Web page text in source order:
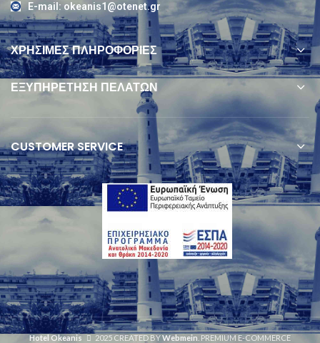
E-mail: okeanis1@otenet.gr
ΧΡΗΣΙΜΕΣ ΠΛΗΡΟΦΟΡΙΕΣ
ΕΞΥΠΗΡΕΤΗΣΗ ΠΕΛΑΤΩΝ
CUSTOMER SERVICE
Hotel Okeanis 2025 CREATED BYWebmein . PREMIUM E-COMMERCE